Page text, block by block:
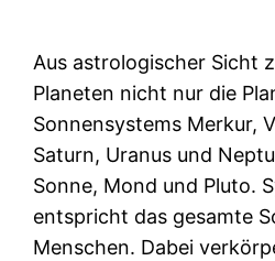
Aus astrologischer Sicht
Planeten nicht nur die
Sonnensystems Merkur,
Saturn, Uranus und
Sonne, Mond und Pluto.
entspricht das gesamte
Menschen. Dabei